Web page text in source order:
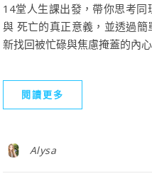
14堂人生課出發，帶你思考同
與 死亡的真正意義，並透過簡
新找回被忙碌與焦慮掩蓋的
閱讀更多
Alysa